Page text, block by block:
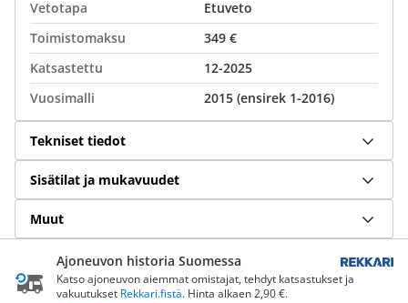
Vetotapa
Etuveto
Toimistomaksu
349 €
Katsastettu
12-2025
Vuosimalli
2015 (ensirek 1-2016)
Tekniset tiedot
Sisätilat ja mukavuudet
Muut
Ajoneuvon historia Suomessa
Katso ajoneuvon aiemmat omistajat, tehdyt katsastukset ja
vakuutukset Rekkari.fistä. Hinta alkaen 2,90 €.